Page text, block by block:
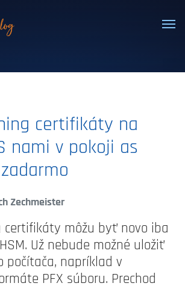
Dôveryhodné SSL/TLS certifikáty
certifikáty na
nami v pokoji as
Zechmeister
certifikáty môžu byť novo iba
Už nebude možné uložiť
počítača, napríklad v
PFX súboru. Prechod